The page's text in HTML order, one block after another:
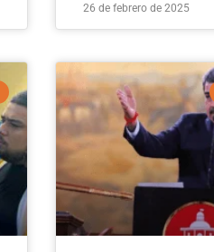
26 de febrero de 2025